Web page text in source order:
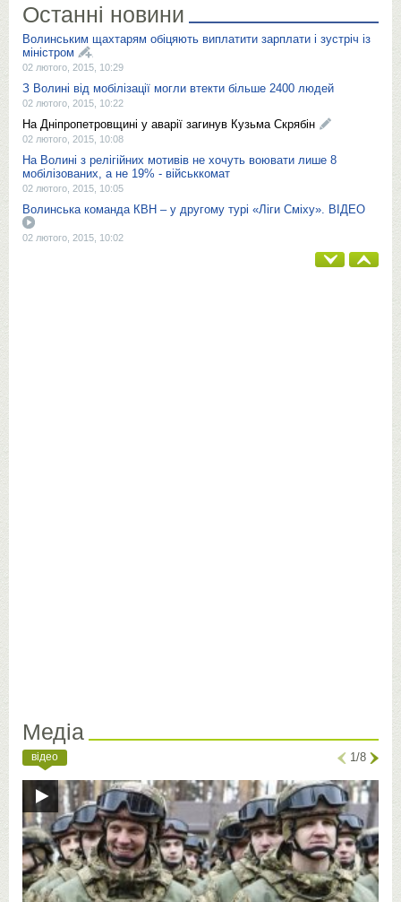
Останні новини
Волинським щахтарям обіцяють виплатити зарплати і зустріч із
міністром
02 лютого, 2015, 10:29
З Волині від мобілізації могли втекти більше 2400 людей
02 лютого, 2015, 10:22
На Дніпропетровщині у аварії загинув Кузьма Скрябін
02 лютого, 2015, 10:08
На Волині з релігійних мотивів не хочуть воювати лише 8
мобілізованих, а не 19% - військкомат
02 лютого, 2015, 10:05
Волинська команда КВН – у другому турі «Ліги Сміху». ВІДЕО
02 лютого, 2015, 10:02
Медіа
відео 1/8